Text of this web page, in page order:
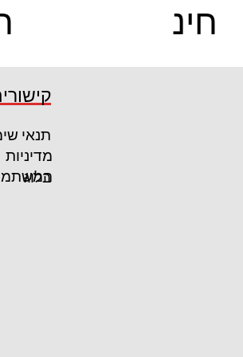
קרא עוד
חינ
ם
תנאי
מדיניות
בלוג